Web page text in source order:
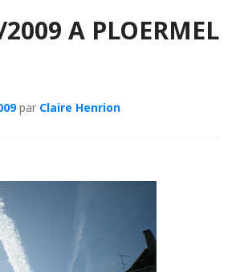
A PLOERMEL
par Claire Henrion